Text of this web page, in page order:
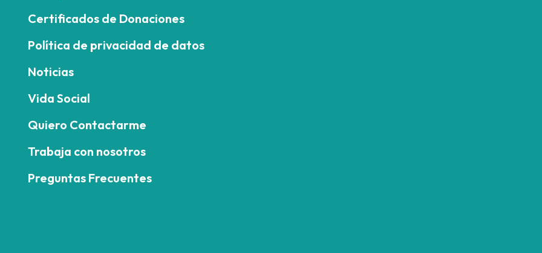
Certificados de Donaciones
Política de privacidad de datos
Noticias
Vida Social
Quiero Contactarme
Trabaja con nosotros
Preguntas Frecuentes